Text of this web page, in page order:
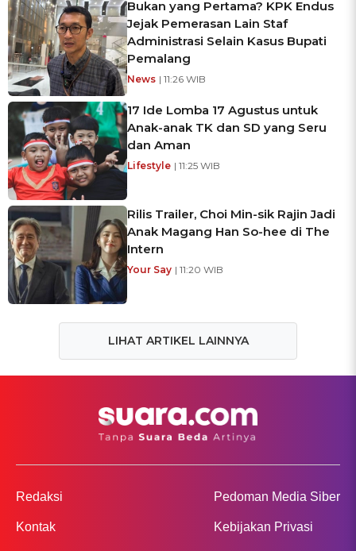
Bukan yang Pertama? KPK Endus
Jejak Pemerasan Lain Staf
Administrasi Selain Kasus Bupati
Pemalang
News | 11:26 WIB
17 Ide Lomba 17 Agustus untuk
Anak-anak TK dan SD yang Seru
dan Aman
Lifestyle | 11:25 WIB
Rilis Trailer, Choi Min-sik Rajin Jadi
Anak Magang Han So-hee di The
Intern
Your Say | 11:20 WIB
LIHAT ARTIKEL LAINNYA
Redaksi
Kontak
Pedoman Media Siber
Kebijakan Privasi